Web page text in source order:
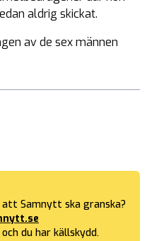
aldrig skickat.
av de sex männen
Samnytt ska granska?
du har källskydd.